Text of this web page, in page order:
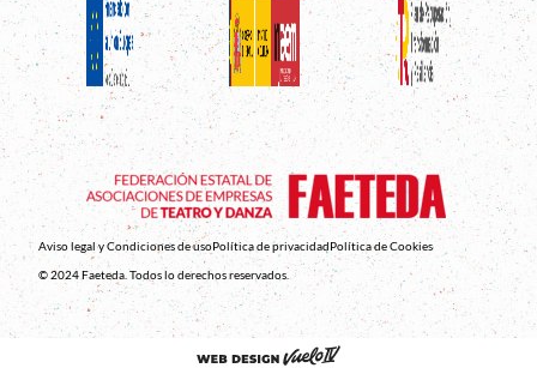
Aviso legal y Condiciones de usoPolítica de privacidadPolítica de Cookies
© 2024 Faeteda. Todos lo derechos reservados.